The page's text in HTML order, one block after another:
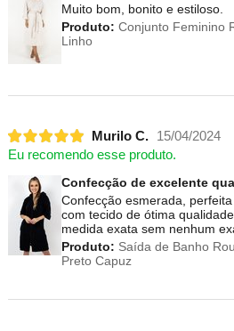
Muito bom, bonito e estiloso.
Produto: Conjunto Feminino
Linho
Murilo C.
15/04/2024
Eu recomendo esse produto.
Confecção de excelente
Confecção esmerada,
com tecido de ótima
medida exata sem nenhum
Produto: Saída de Banho
Preto Capuz